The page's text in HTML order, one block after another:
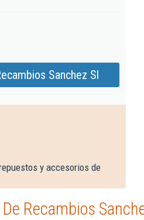
Sanchez Sl
y accesorios de
Recambios